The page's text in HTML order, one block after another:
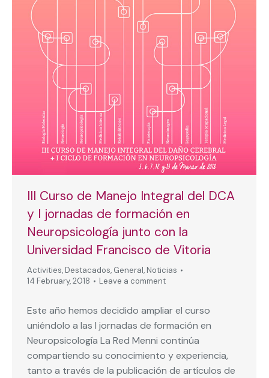
III Curso de Manejo Integral del DCA
y I jornadas de formación en
Neuropsicología junto con la
Universidad Francisco de Vitoria
Activities, Destacados, General, Noticias
14 February, 2018
Leave a comment
Este año hemos decidido ampliar el curso
uniéndolo a las I jornadas de formación en
Neuropsicología La Red Menni continúa
compartiendo su conocimiento y experiencia,
tanto a través de la publicación de artículos de